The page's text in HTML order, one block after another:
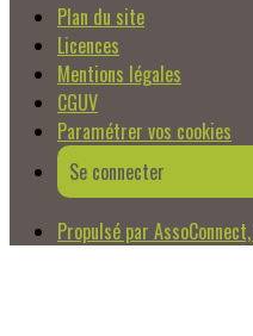
Plan du site
Licences
Mentions légales
CGUV
Paramétrer vos cookies
Se connecter
Propulsé par